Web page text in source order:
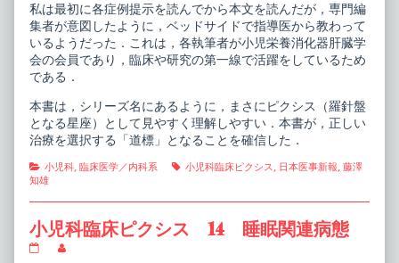
私は最初に各症例提示を読んでから本文を読んだが，専門編
集者が意図したように，ベッドサイドで指導医から教わって
いるようだった．これは，各執筆者が小児栄養消化器肝臓学
会の会員であり，臨床や研究の第一線で活躍をしているため
である．
本書は，シリーズ名にあるように，まさにピクシス（羅針盤
となる星座）として見やすく理解しやすい．本書が，正しい
治療を選択する「道標」となることを確信した．
Categories
小児科, 臨床医学／内科系 Tags
小児科臨床ピクシス, 日本医事新報, 藤澤
知雄
小児科臨床ピクシス 14 睡眠関連病態